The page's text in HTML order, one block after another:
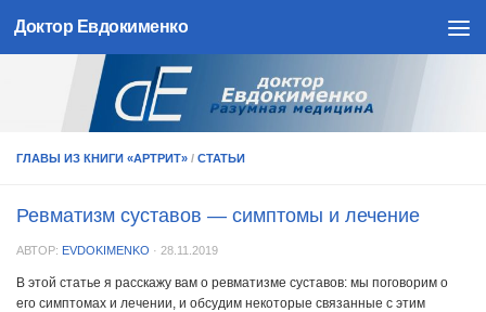
Skip to content
Доктор Евдокименко
ГЛАВЫ ИЗ КНИГИ «АРТРИТ» / СТАТЬИ
Ревматизм суставов — симптомы и лечение
АВТОР: EVDOKIMENKO · 28.11.2019
В этой статье я расскажу вам о ревматизме суставов: мы поговорим о
его симптомах и лечении, и обсудим некоторые связанные с этим